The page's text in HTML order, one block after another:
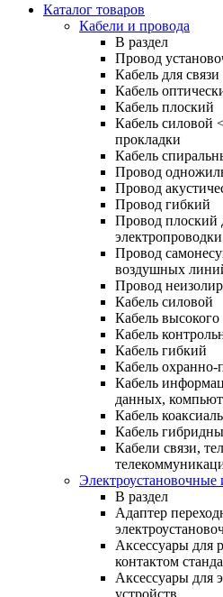
Каталог товаров
Кабели и провода
В раздел
Провод
Кабель для
Кабель
Кабель плоский
Кабель силовой
прокладки
Кабель
Провод
Провод
Провод гибкий
Провод плоский
электропроводки
Провод
воздушных
Провод
Кабель силовой
Кабель
Кабель
Кабель гибкий
Кабель
Кабель
данных,
Кабель
Кабель
Кабели связи,
Электроустановочные
В раздел
Адаптер
Аксессуары для
контактом
Аксессуары для
устройств